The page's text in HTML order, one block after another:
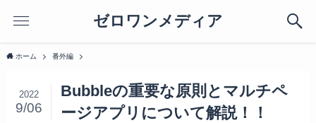
ゼロワンメディア
ホーム 番外編
Bubbleの重要な原則とマルチペ
ージアプリについて解説！！
2022
9/06